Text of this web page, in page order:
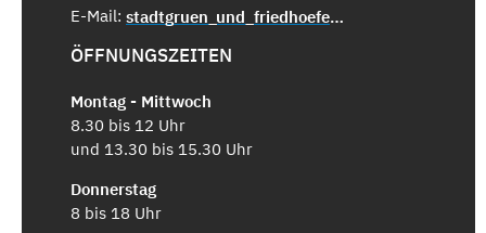
E-Mail: stadtgruen_und_friedhoefe@saarbruecken.de
ÖFFNUNGSZEITEN
Montag - Mittwoch
8.30 bis 12 Uhr
und 13.30 bis 15.30 Uhr
Donnerstag
8 bis 18 Uhr